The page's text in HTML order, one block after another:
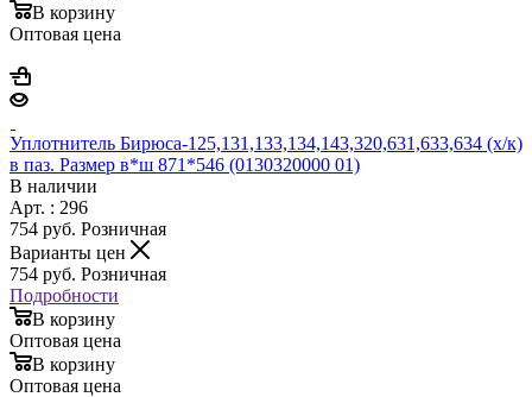
В корзину
Оптовая цена
Уплотнитель Бирюса-125,131,133,134,143,320,631,633,634 (х/к)
в паз. Размер в*ш 871*546 (0130320000 01)
В наличии
Арт. : 296
754 руб. Розничная
Варианты цен
754 руб. Розничная
Подробности
В корзину
Оптовая цена
В корзину
Оптовая цена